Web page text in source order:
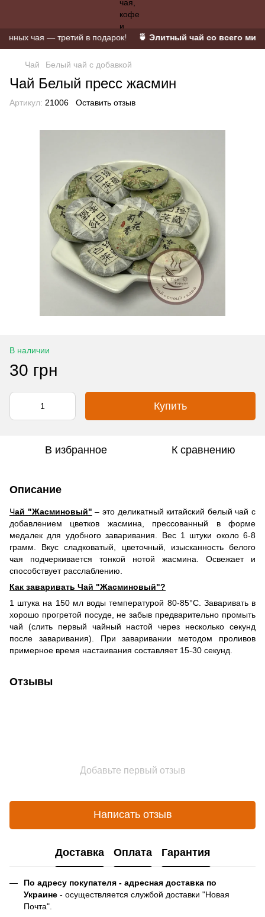
чая — третий в подарок! 🍵 Элитный чай со всего мира
Чай Белый чай с добавкой
Чай Белый пресс жасмин
Артикул: 21006 Оставить отзыв
В наличии
30 грн
Купить
В избранное К сравнению
Описание
Чай "Жасминовый" – это деликатный китайский белый чай с
добавлением цветков жасмина, прессованный в форме
медалек для удобного заваривания. Вес 1 штуки около 6-8
грамм. Вкус сладковатый, цветочный, изысканность белого
чая подчеркивается тонкой нотой жасмина. Освежает и
способствует расслаблению.
Как заваривать Чай "Жасминовый"?
1 штука на 150 мл воды температурой 80-85°С. Заваривать в
хорошо прогретой посуде, не забыв предварительно промыть
чай (слить первый чайный настой через несколько секунд
после заваривания). При заваривании методом проливов
примерное время настаивания составляет 15-30 секунд.
Отзывы
Добавьте первый отзыв
Написать отзыв
Доставка Оплата Гарантия
По адресу покупателя - адресная доставка по
Украине - осуществляется службой доставки "Новая
Почта".